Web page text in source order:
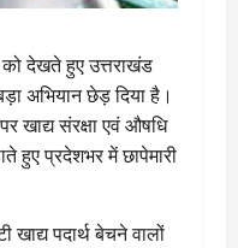
को देखते हुए उत्तराखंड
अभियान छेड़ दिया है।
खाद्य संरक्षा एवं औषधि
हुए प्रदेशभर में छापेमारी
खाद्य पदार्थ बेचने वालों